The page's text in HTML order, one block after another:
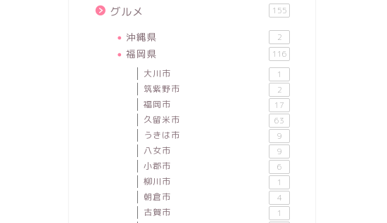
グルメ 155
沖縄県 2
福岡県 116
大川市 1
筑紫野市 2
福岡市 17
久留米市 63
うきは市 9
八女市 9
小郡市 6
柳川市 1
朝倉市 4
古賀市 1